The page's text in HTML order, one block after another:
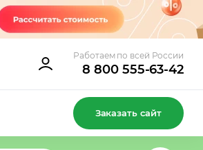
Работаем по всей России
8 800 555-63-42
Заказать сайт